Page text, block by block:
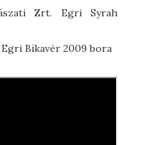
Zrt. Egri Syrah
Bikavér 2009 bora